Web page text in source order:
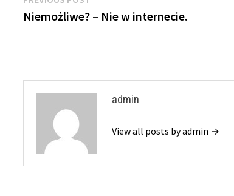
wpisu
post:
Niemożliwe? – Nie w internecie.
admin
View all posts by admin →